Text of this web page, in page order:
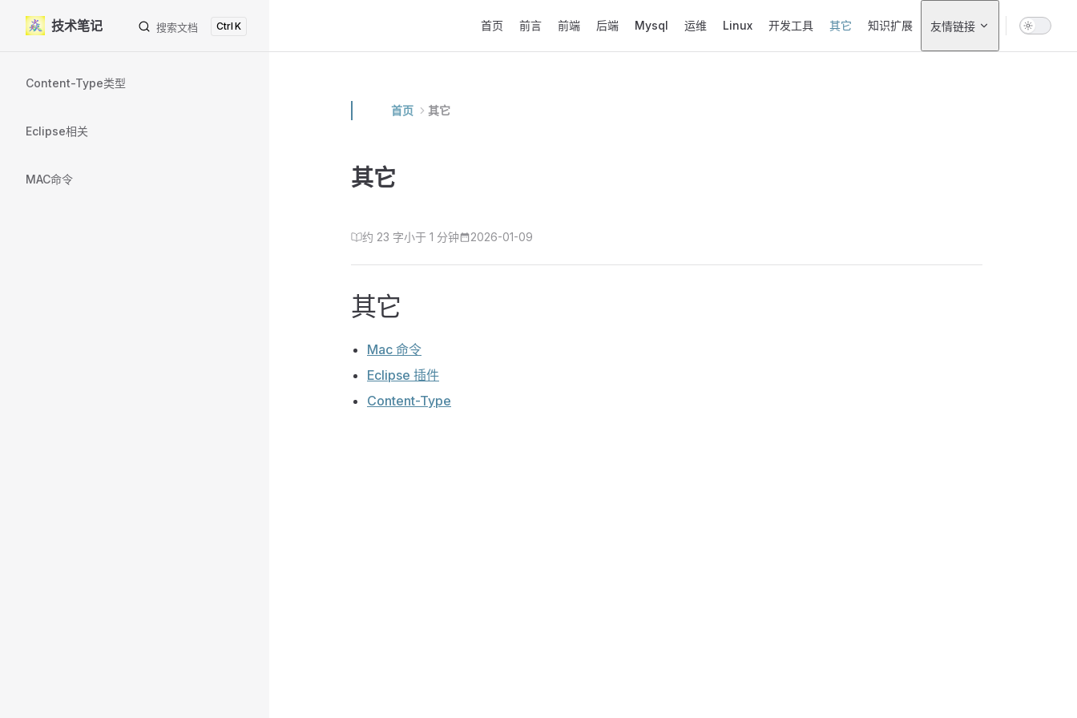
Skip to content
技术笔记 搜索文档 K 首页 前言 前端 后端 Mysql 运维 Linux 开发工具 其它 知识扩展 友情链接
Content-Type类型
Eclipse相关
MAC命令
首页 其它
其它
约 23 字小于 1 分钟 2026-01-09
其它
Mac 命令
Eclipse 插件
Content-Type